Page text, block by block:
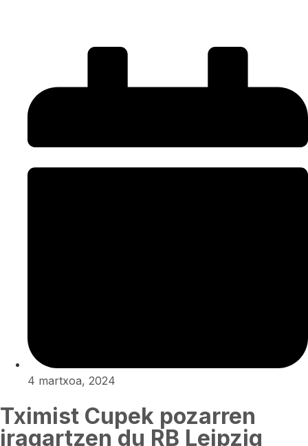
4 martxoa, 2024
Tximist Cupek pozarren
iragartzen du RB Leipzig